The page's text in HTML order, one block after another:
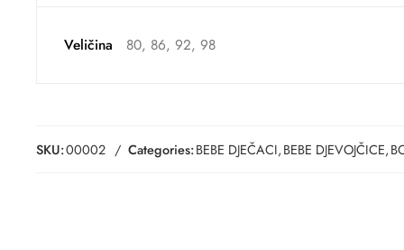
Veličina 80, 86, 92, 98
SKU:00002 Categories:BEBE DJEČACI,BEBE DJEVOJČICE,